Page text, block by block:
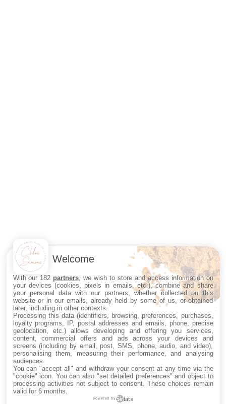
Welcome
With our 182 partners , we wish to store and access information on
your devices (cookies, pixels in emails, etc.), combine and share
your personal data with our partners, whether collected on this
website or in our emails, already held by some of us, or obtained
later, including in other contexts.
Processing this data (identifiers, browsing, preferences, purchases,
loyalty programs, IP, postal addresses and emails, phone, precise
geolocation, etc.) allows developing and offering you services,
content, commercial offers and ads across your devices and
screens (including by email, post, SMS, phone, audio, and video),
personalising them, measuring their performance, and analysing
audiences.
You can "accept all" and withdraw your consent at any time via the
"cookie" icon . You can also "set detailed preferences" and object to
processing activities not subject to consent. These choices remain
valid for 6 months.
powered by